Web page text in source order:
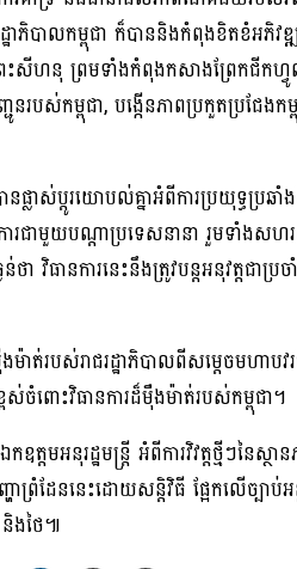
ដ្ឋាភិបាលកម្ពុជា​ ក៏បាននិងកំពុងខិតខំអភិវ
ះសីហនុ ព្រមទាំងកំពុងកសាងព្រែកជីក
បស់កម្ពុជា, បង្កើនភាពប្រកួតប្រជែងកម្
ផ្លាស់ប្ដូរយោបល់គ្នាអំពីការប្រយុទ្ធប្រឆ
ជាមួយបណ្តាប្រទេស​នានា​ រួមទាំងសហរដ្
ថា វិធានការនេះនឹងត្រូវបន្តអនុវត្តជ
ងម៉ាត់របស់រាជរដ្ឋាភិបាលពីសម្តេច
ស់​ចំពោះវិធាន​ការ​ដ៏ម៉ឺងម៉ាត់របស់​កម្ពុជា។
មអនុរដ្ឋមន្ត្រី អំពីការវិវត្តថ្មីៗនៃស្ថា
ាព្រំដែននេះដោយសន្តិវិធី ផ្អែកលើច្ប
និងថៃ៕